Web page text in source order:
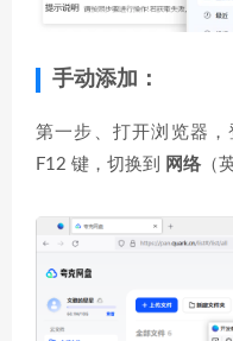
手动添加：
第一步、打开浏览器
F12 键，切换到
网络 （